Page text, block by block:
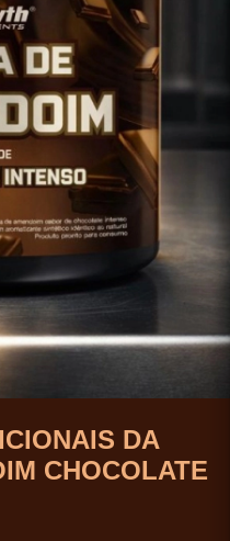
DA
CHOCOLATE